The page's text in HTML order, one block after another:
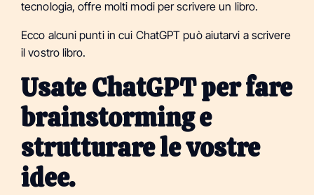
tecnologia, offre molti modi per scrivere un libro.
Ecco alcuni punti in cui ChatGPT può aiutarvi a scrivere
il vostro libro.
Usate ChatGPT per fare
brainstorming e
strutturare le vostre
idee.